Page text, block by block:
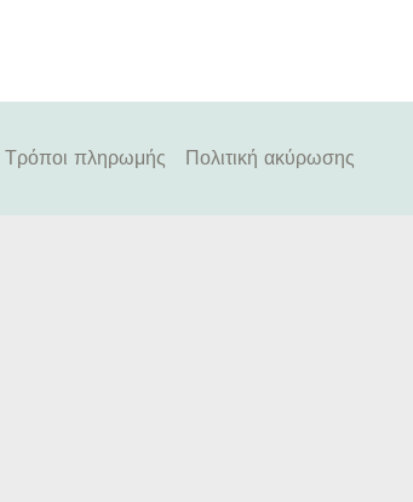
Τρόποι πληρωμής Πολιτική ακύρωσης